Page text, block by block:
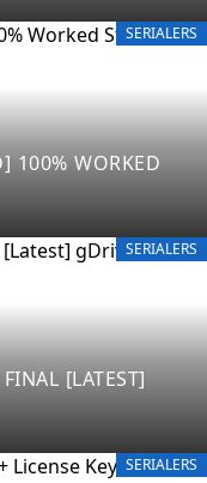
SERIALERS
100% WORKED
SERIALERS
[LATEST]
SERIALERS